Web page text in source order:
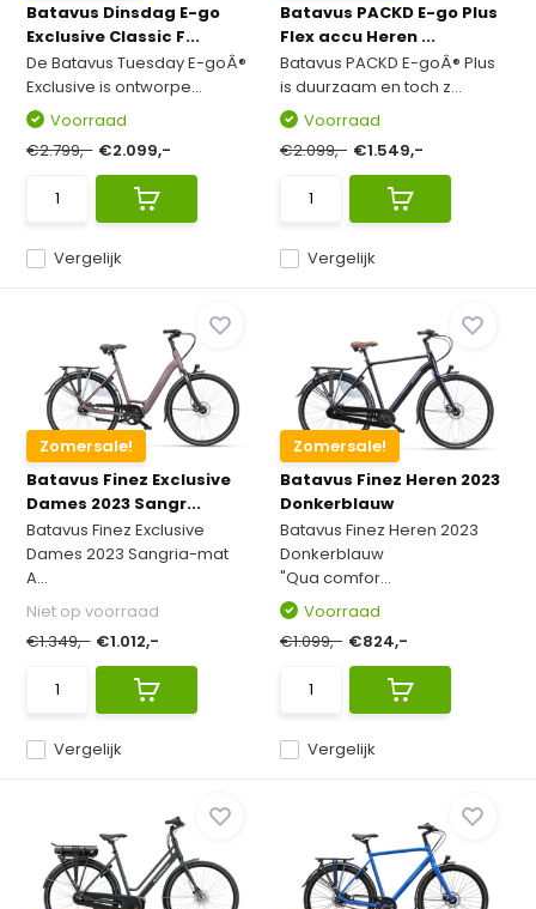
Batavus Dinsdag E-go
Exclusive Classic F...
De Batavus Tuesday E-goÂ®
Exclusive is ontworpe...
Vergelijk
Voorraad
€2.799,- €2.099,-
Batavus PACKD E-go Plus
Flex accu Heren ...
Batavus PACKD E-goÂ® Plus
is duurzaam en toch z...
Vergelijk
Voorraad
€2.099,- €1.549,-
Zomersale!
Batavus Finez Exclusive
Dames 2023 Sangr...
Batavus Finez Exclusive
Dames 2023 Sangria-mat
A...
Vergelijk
Niet op voorraad
€1.349,- €1.012,-
Zomersale!
Batavus Finez Heren 2023
Donkerblauw
Batavus Finez Heren 2023
Donkerblauw
"Qua comfor...
Vergelijk
Voorraad
€1.099,- €824,-